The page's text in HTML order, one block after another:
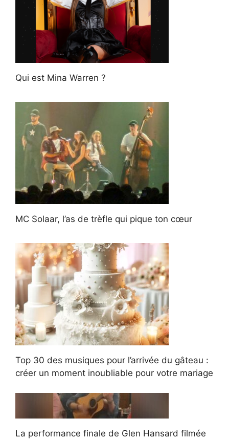
Qui est Mina Warren ?
MC Solaar, l’as de trèfle qui pique ton cœur
Top 30 des musiques pour l’arrivée du gâteau :
créer un moment inoubliable pour votre mariage
La performance finale de Glen Hansard filmée